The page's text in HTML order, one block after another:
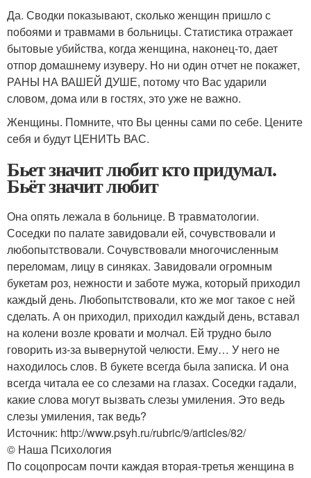
Да. Сводки показывают, сколько женщин пришло с
побоями и травмами в больницы. Статистика отражает
бытовые убийства, когда женщина, наконец-то, дает
отпор домашнему изуверу. Но ни один отчет не покажет,
РАНЫ НА ВАШЕЙ ДУШЕ, потому что Вас ударили
словом, дома или в гостях, это уже не важно.
Женщины. Помните, что Вы ценны сами по себе. Цените
себя и будут ЦЕНИТЬ ВАС.
Бьет значит любит кто придумал.
Бьёт значит любит
Она опять лежала в больнице. В травматологии.
Соседки по палате завидовали ей, сочувствовали и
любопытствовали. Сочувствовали многочисленным
переломам, лицу в синяках. Завидовали огромным
букетам роз, нежности и заботе мужа, который приходил
каждый день. Любопытствовали, кто же мог такое с ней
сделать. А он приходил, приходил каждый день, вставал
на колени возле кровати и молчал. Ей трудно было
говорить из-за вывернутой челюсти. Ему… У него не
находилось слов. В букете всегда была записка. И она
всегда читала ее со слезами на глазах. Соседки гадали,
какие слова могут вызвать слезы умиления. Это ведь
слезы умиления, так ведь?
Источник: http://www.psyh.ru/rubric/9/articles/82/
© Наша Психология
По соцопросам почти каждая вторая-третья женщина в